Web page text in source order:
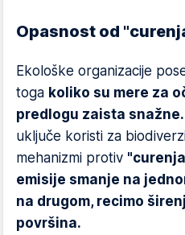
Opasnost od
Ekološke organizacije
toga koliko su mere za
predlogu zaista snažne.
uključe koristi za
mehanizmi protiv
emisije smanje na
na drugom, recimo
površina.